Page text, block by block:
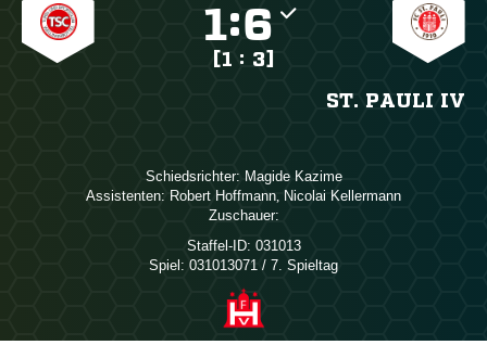
:
[1 : 3]
ST. PAULI IV
Schiedsrichter:  
Assistenten:  ,  
Zuschauer:
Staffel-ID: 031013
Spiel: 031013071 / 7. Spieltag